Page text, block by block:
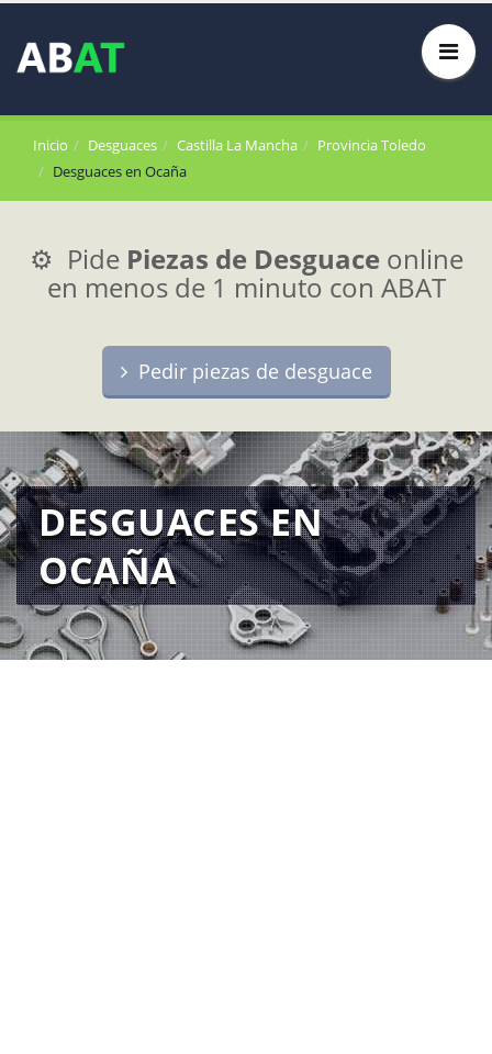
Inicio Desguaces Castilla La Mancha
Provincia Toledo
Desguaces en Ocaña
⚙️ Pide Piezas de Desguace online
en menos de 1 minuto con ABAT
Pedir piezas de desguace
DESGUACES EN
OCAÑA